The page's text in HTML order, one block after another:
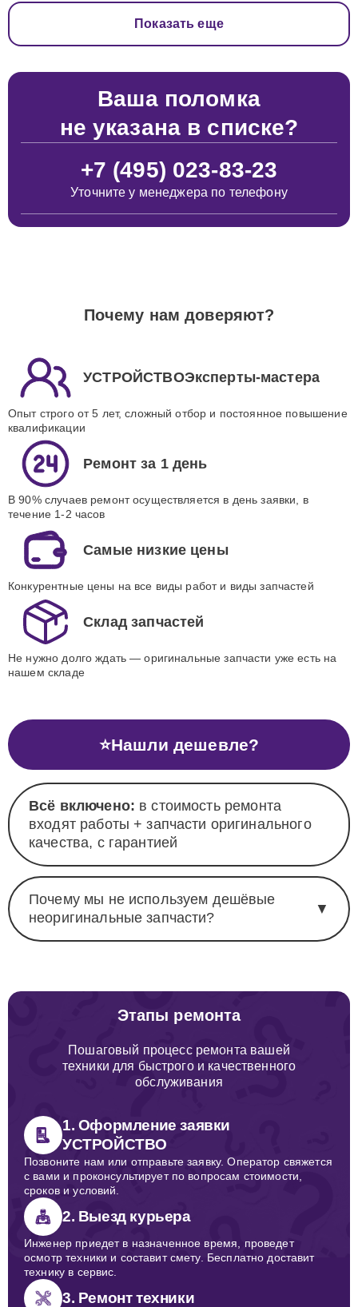
Показать еще
Ваша поломка
не указана в списке?
+7 (495) 023-83-23
Уточните у менеджера по телефону
Почему нам доверяют?
УСТРОЙСТВОЭксперты-мастера
Опыт строго от 5 лет, сложный отбор и постоянное повышение
квалификации
Ремонт за 1 день
В 90% случаев ремонт осуществляется в день заявки, в
течение 1-2 часов
Самые низкие цены
Конкурентные цены на все виды работ и виды запчастей
Склад запчастей
Не нужно долго ждать — оригинальные запчасти уже есть на
нашем складе
⭐Нашли дешевле?
Всё включено: в стоимость ремонта
входят работы + запчасти оригинального
качества, с гарантией
Почему мы не используем дешёвые
неоригинальные запчасти?
▼
Этапы ремонта
Пошаговый процесс ремонта вашей
техники для быстрого и качественного
обслуживания
1. Оформление заявки
УСТРОЙСТВО
Позвоните нам или отправьте заявку. Оператор свяжется
с вами и проконсультирует по вопросам стоимости,
сроков и условий.
2. Выезд курьера
Инженер приедет в назначенное время, проведет
осмотр техники и составит смету. Бесплатно доставит
технику в сервис.
3. Ремонт техники